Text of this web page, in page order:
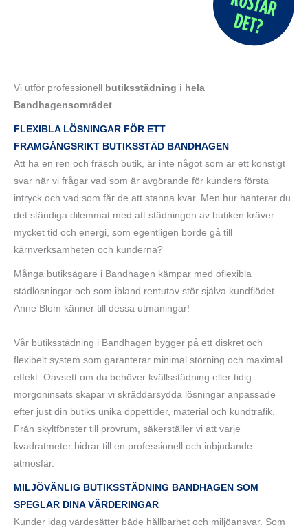
Vi utför professionell
butiksstädning i hela
Bandhagensområdet
FLEXIBLA LÖSNINGAR FÖR ETT
FRAMGÅNGSRIKT BUTIKSSTÄD BANDHAGEN
Att ha en ren och fräsch butik, är inte något som är ett konstigt
svar när vi frågar vad som är avgörande för kunders första
intryck och vad som får de att stanna kvar. Men hur hanterar du
det ständiga dilemmat med att städningen av butiken kräver
mycket tid och energi, som egentligen borde gå till
kärnverksamheten och kunderna?
Många butiksägare i Bandhagen kämpar med oflexibla
städlösningar och som ibland rentutav stör själva kundflödet.
Anne Blom känner till dessa utmaningar!
Vår butiksstädning i Bandhagen bygger på ett diskret och
flexibelt system som garanterar minimal störning och maximal
effekt. Oavsett om du behöver kvällsstädning eller tidig
morgoninsats skapar vi skräddarsydda lösningar anpassade
efter just din butiks unika öppettider, material och kundtrafik.
Från skyltfönster till provrum, säkerställer vi att varje
kvadratmeter bidrar till en professionell och inbjudande
atmosfär.
MILJÖVÄNLIG BUTIKSSTÄDNING BANDHAGEN SOM
SPEGLAR DINA VÄRDERINGAR
Kunder idag värdesätter både hållbarhet och miljöansvar. Som